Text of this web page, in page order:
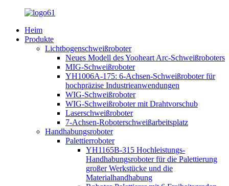
Heim
Produkte
Lichtbogenschweißroboter
Neues Modell des Yooheart Arc-Schweißroboters
MIG-Schweißroboter
YH1006A-175: 6-Achsen-Schweißroboter für
hochpräzise Industrieanwendungen
WIG-Schweißroboter
WIG-Schweißroboter mit Drahtvorschub
Laserschweißroboter
7-Achsen-Roboterschweißarbeitsplatz
Handhabungsroboter
Palettierroboter
YH1165B-315 Hochleistungs-
Handhabungsroboter für die Palettierung
großer Werkstücke und die
Materialhandhabung